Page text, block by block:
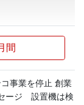
間
コ事業を停止 創業
ージ 設置機は検